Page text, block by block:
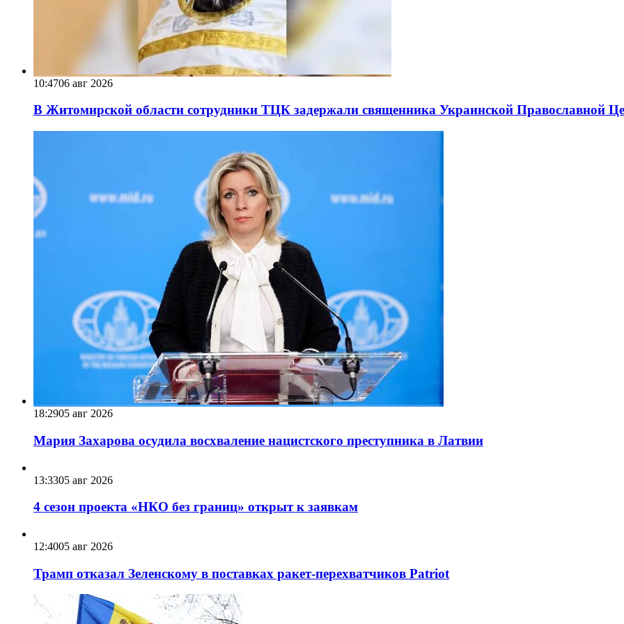
10:4706 авг 2026
В Житомирской области сотрудники ТЦК задержали священника Украинской Православной
18:2905 авг 2026
Мария Захарова осудила восхваление нацистского преступника в Латвии
13:3305 авг 2026
4 сезон проекта «НКО без границ» открыт к заявкам
12:4005 авг 2026
Трамп отказал Зеленскому в поставках ракет-перехватчиков Patriot